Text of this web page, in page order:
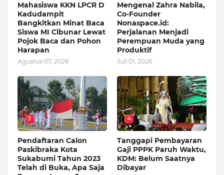
Mahasiswa KKN LPCR D
Kadudampit
Bangkitkan Minat Baca
Siswa MI Cibunar Lewat
Pojok Baca dan Pohon
Harapan
Agustus 07, 2026
Mengenal Zahra Nabila,
Co-Founder
Nonaspace.id:
Perjalanan Menjadi
Perempuan Muda yang
Produktif
Juli 01, 2026
3
Pendaftaran Calon
Paskibraka Kota
Sukabumi Tahun 2023
Telah di Buka, Apa Saja
4
Tanggapi Pembayaran
Gaji PPPK Paruh Waktu,
KDM: Belum Saatnya
Dibayar